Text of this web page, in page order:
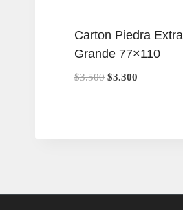
Carton Piedra Extra
Grande 77×110
$3.500 El
$3.300